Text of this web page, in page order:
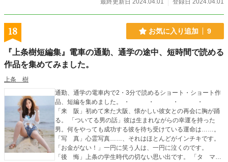
最終更新日 2024.04.01
登録日 2024.04.01
18 お気に入り追加 9
『上条樹短編集』電車の通勤、通学の途中、短時間で読める
作品を集めてみました。
上条 樹
通勤、通学の電車内で2・3分で読めるショート・ショート作
品、短編を集めました。 ・ ・ ・ ・
「来 阪」初めて来た大阪、懐かしい彼女との再会に胸が踊
る。 「ついてる男の話」彼は生まれながらの幸運を持った
男。何をやっても成功する彼を待ち受けている運命は……。
「写 真」心霊写真……、それはほとんどがインチキです。
「お金がない！」一円に笑う人は、一円に泣くのです。
「後 悔」上条の学生時代の切ない思い出です。 「タ マ」